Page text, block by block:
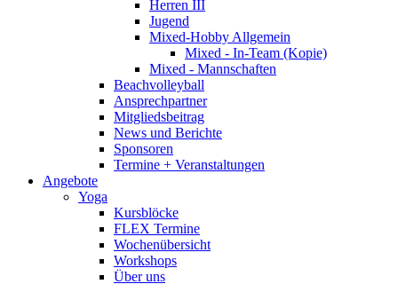
Herren III
Jugend
Mixed-Hobby Allgemein
Mixed - In-Team (Kopie)
Mixed - Mannschaften
Beachvolleyball
Ansprechpartner
Mitgliedsbeitrag
News und Berichte
Sponsoren
Termine + Veranstaltungen
Angebote
Yoga
Kursblöcke
FLEX Termine
Wochenübersicht
Workshops
Über uns